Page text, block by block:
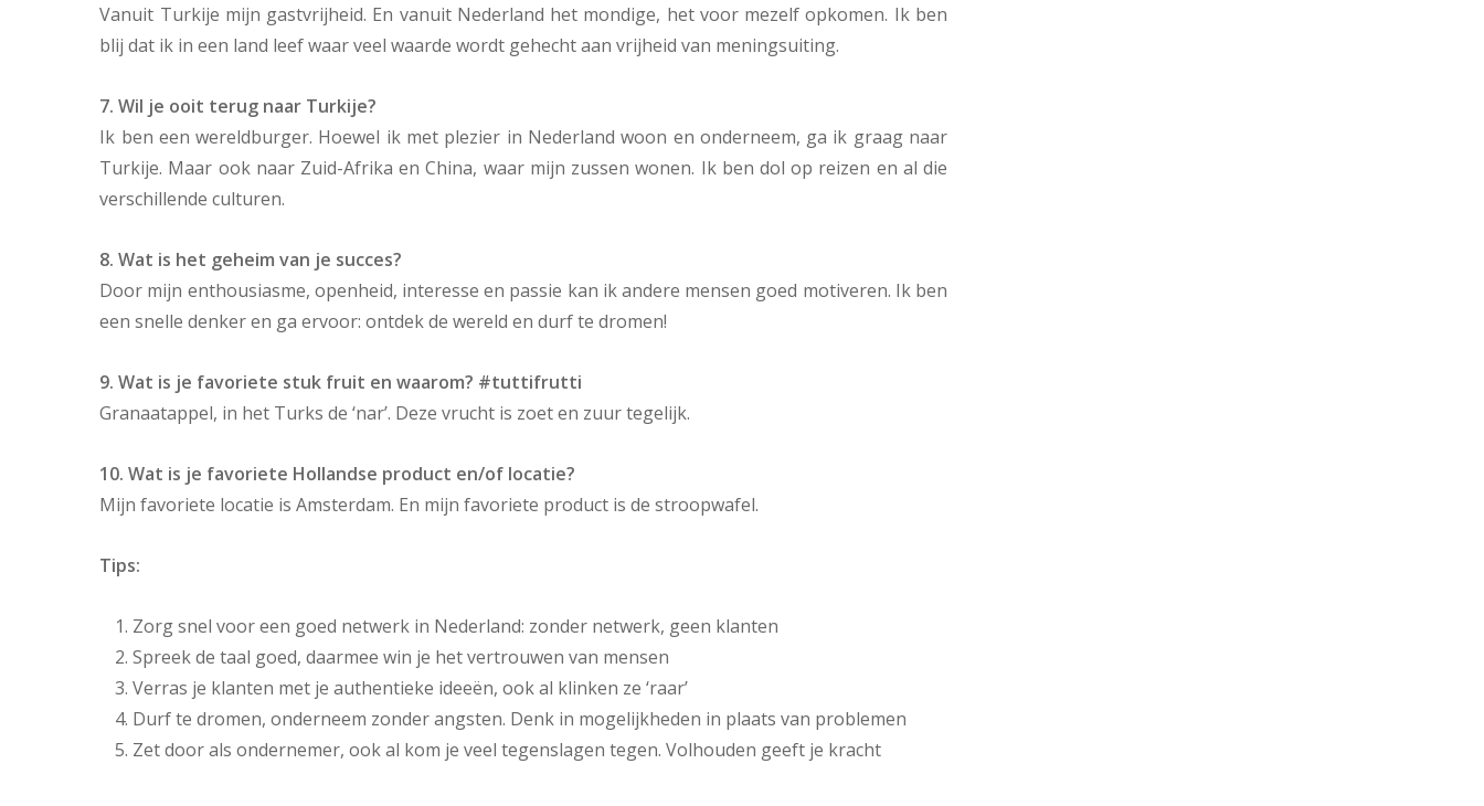
Vanuit Turkije mijn gastvrijheid. En vanuit Nederland het mondige, het voor mezelf opkomen. Ik ben
blij dat ik in een land leef waar veel waarde wordt gehecht aan vrijheid van meningsuiting.
7. Wil je ooit terug naar Turkije?
Ik ben een wereldburger. Hoewel ik met plezier in Nederland woon en onderneem, ga ik graag naar
Turkije. Maar ook naar Zuid-Afrika en China, waar mijn zussen wonen. Ik ben dol op reizen en al die
verschillende culturen.
8. Wat is het geheim van je succes?
Door mijn enthousiasme, openheid, interesse en passie kan ik andere mensen goed motiveren. Ik ben
een snelle denker en ga ervoor: ontdek de wereld en durf te dromen!
9. Wat is je favoriete stuk fruit en waarom? #tuttifrutti
Granaatappel, in het Turks de ‘nar’. Deze vrucht is zoet en zuur tegelijk.
10. Wat is je favoriete Hollandse product en/of locatie?
Mijn favoriete locatie is Amsterdam. En mijn favoriete product is de stroopwafel.
Tips:
Zorg snel voor een goed netwerk in Nederland: zonder netwerk, geen klanten
Spreek de taal goed, daarmee win je het vertrouwen van mensen
Verras je klanten met je authentieke ideeën, ook al klinken ze ‘raar’
Durf te dromen, onderneem zonder angsten. Denk in mogelijkheden in plaats van problemen
Zet door als ondernemer, ook al kom je veel tegenslagen tegen. Volhouden geeft je kracht